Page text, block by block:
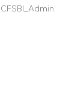
CFSBI_Admin